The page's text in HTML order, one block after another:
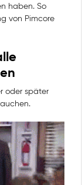
haben. So
von Pimcore
oder später